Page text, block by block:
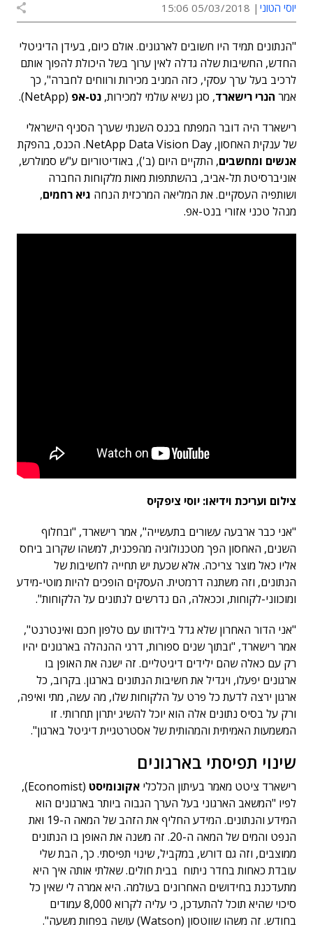
יוסי הטוני 05/03/2018 15:06
"הנתונים תמיד היו חשובים לארגונים. אולם כיום, בעידן הדיגיטלי
החדש, החשיבות שלה גדלה לאין ערוך בשל היכולת להפוך אותם
לרכיב בעל ערך עסקי, כזה המניב מכירות ורווחים לחברה", כך
אמר הנרי רישארד, סגן נשיא עולמי למכירות, נט-אפ (NetApp).
רישארד היה דובר המפתח בכנס השנתי שערך הסניף הישראלי
של ענקית האחסון, NetApp Data Vision Day. הכנס, בהפקת
אנשים ומחשבים, התקיים היום (ב'), באודיטוריום ע"ש סמולרש,
אוניברסיטת תל-אביב, בהשתתפות מאות מלקוחות החברה
ושותפיה העסקיים. את המליאה המרכזית הנחה גיא רחמים,
מנהל טכני אזורי בנט-אפ.
צילום ועריכת וידיאו: יוסי ציפקיס
"אני כבר ארבעה עשורים בתעשייה", אמר רישארד, "ובחלוף
השנים, האחסון הפך מטכנולוגיה מהפכנית, למשהו שקרוב ביחס
אליו כאל מוצר צריכה. אלא שכעת יש תחייה לחשיבות של
הנתונים, וזה משתנה דרמטית. העסקים הופכים להיות מוטי-מידע
ומוכווני-לקוחות, וככאלה, הם נדרשים לנתונים על הלקוחות".
"אני הדור האחרון שלא גדל בילדותו עם טלפון חכם ואינטרנט",
אמר רישארד, "ובתוך שנים ספורות, דרגי ההנהלה בארגונים יהיו
רק עם כאלה שהם ילידים דיגיטליים. זה ישנה את האופן בו
ארגונים יפעלו, ויגדיל את חשיבות הנתונים בארגון. בקרוב, כל
ארגון ירצה לדעת כל פרט על הלקוחות שלו, מה עשה, מתי ואיפה,
ורק על בסיס נתונים אלה הוא יוכל להשיג יתרון תחרותי. זו
המשמעות האמיתית והמהותית של אסטרטגיית דיגיטל בארגון".
שינוי תפיסתי בארגונים
רישארד ציטט מאמר בעיתון הכלכלי אקונומיסט
(Economist),
לפיו "המשאב הארגוני בעל הערך הגבוה ביותר בארגונים הוא
המידע והנתונים. המידע החליף את הזהב של המאה ה-19 ואת
הנפט והמים של המאה ה-20. זה משנה את האופן בו הנתונים
ממוצבים, וזה גם דורש, במקביל, שינוי תפיסתי. כך, הבת שלי
עובדת כאחות בחדר ניתוח בבית חולים. שאלתי אותה איך היא
מתעדכנת בחידושים האחרונים בעולמה. היא אמרה לי שאין כל
סיכוי שהיא תוכל להתעדכן, כי עליה לקרוא 8,000 עמודים
בחודש. זה משהו שווטסון (Watson) עושה בפחות משעה".